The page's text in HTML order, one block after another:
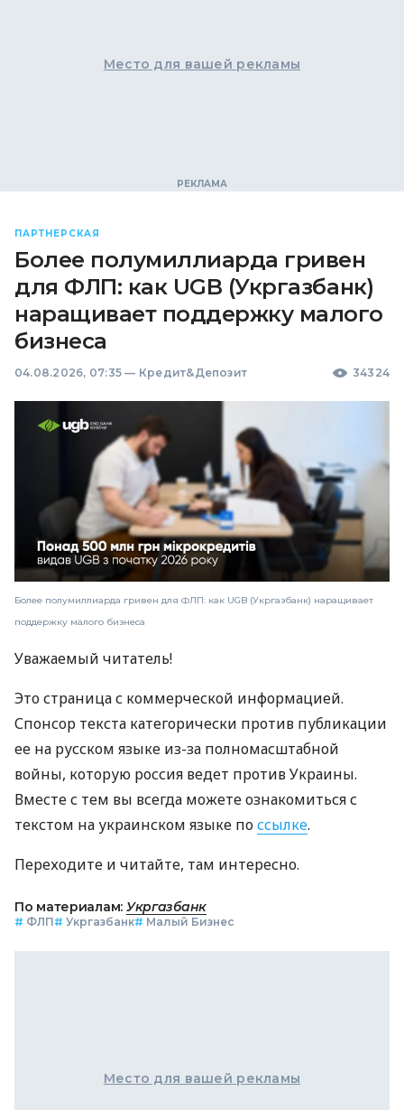
Место для вашей рекламы
ПАРТНЕРСКАЯ
Более полумиллиарда гривен
для ФЛП: как UGB (Укргазбанк)
наращивает поддержку малого
бизнеса
04.08.2026, 07:35 — Кредит&Депозит 34324
Более полумиллиарда гривен для ФЛП: как UGB (Укргазбанк) наращивает
поддержку малого бизнеса
Уважаемый читатель!
Это страница с коммерческой информацией.
Спонсор текста категорически против публикации
ее на русском языке из-за полномасштабной
войны, которую россия ведет против Украины.
Вместе с тем вы всегда можете ознакомиться с
текстом на украинском языке поссылке.
Переходите и читайте, там интересно.
По материалам: Укргазбанк
# ФЛП# Укргазбанк# Малый Бизнес
Место для вашей рекламы